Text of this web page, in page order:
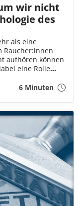
wir nicht
des
als eine
Raucher:innen
aufhören können
eine Rolle
6 Minuten